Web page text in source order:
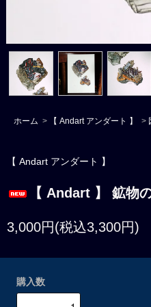
ホーム > 【 Andart アンダート 】 >
【 Andart アンダート 】
【 Andart 】 鉱物
3,000円(税込3,300円)
購入数